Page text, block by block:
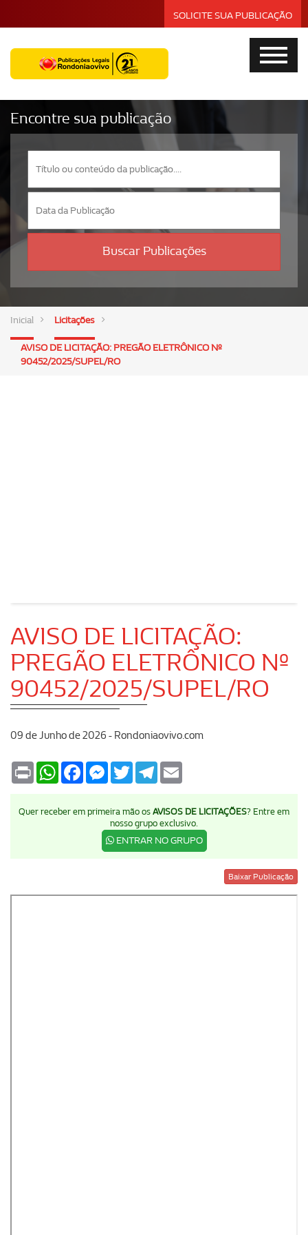
SOLICITE SUA PUBLICAÇÃO
Encontre sua publicação
Buscar Publicações
Inicial Licitações
AVISO DE LICITAÇÃO: PREGÃO ELETRÔNICO Nº
90452/2025/SUPEL/RO
AVISO DE LICITAÇÃO:
PREGÃO ELETRÔNICO Nº
90452/2025/SUPEL/RO
09 de Junho de 2026 - Rondoniaovivo.com
Print WhatsAppFacebookMessenger
TwitterTelegram
Quer receber em primeira mão os AVISOS DE LICITAÇÕES? Entre em
nosso grupo exclusivo.
ENTRAR NO GRUPO
Baixar Publicação